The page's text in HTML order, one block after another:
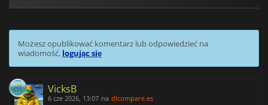
Możesz opublikować komentarz lub odpowiedzieć na
wiadomość, logując się
VicksB
6 cze 2026, 13:07 na dlcompare.es